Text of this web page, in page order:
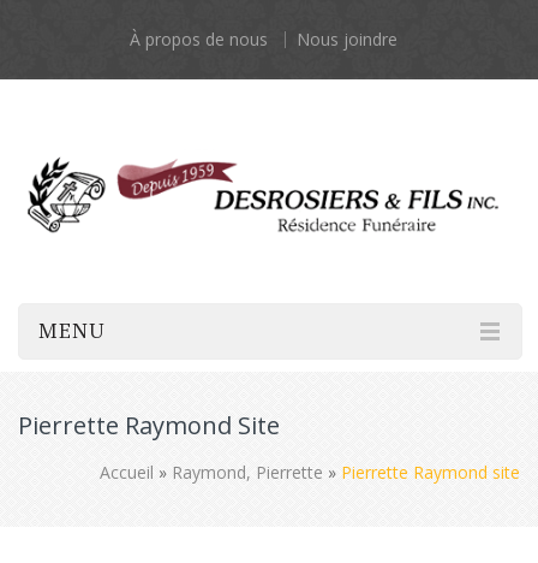
À propos de nous Nous joindre
MENU
Pierrette Raymond Site
Accueil » Raymond, Pierrette » Pierrette Raymond site